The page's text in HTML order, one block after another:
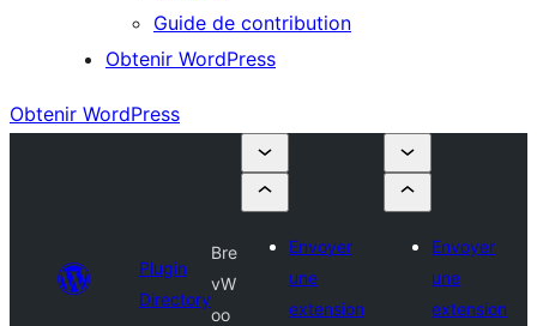
Guide de contribution
Obtenir WordPress
Obtenir WordPress
Plugin
Directory
Bre
vW
oo
Envoyer
une
extension
Envoyer
une
extension